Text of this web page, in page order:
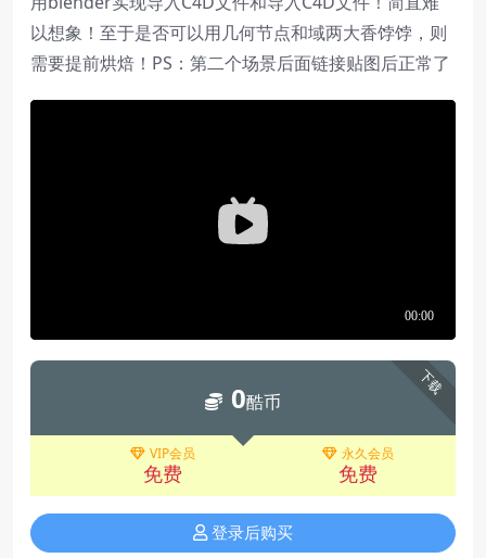
以想象！至于是否可以用几何节点和域两大香饽饽，则
需要提前烘焙！PS：第二个场景后面链接贴图后正常了
下载
0酷币
VIP会员
免费
永久会员
免费
登录后购买